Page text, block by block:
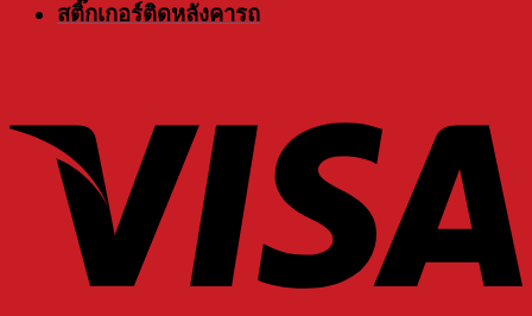
สติ๊กเกอร์ติดหลังคารถ